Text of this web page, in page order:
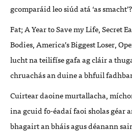
gcomparáid leo siúd atá ‘as smacht’?
Fat; A Year to Save my Life, Secret
Bodies, America’s Biggest Loser,
lucht na teilifíse gafa ag cláir a
chruachás an duine a bhfuil
Cuirtear daoine murtallacha,
ina gcuid fo-éadaí faoi sholas géar
bhagairt an bháis agus déanann